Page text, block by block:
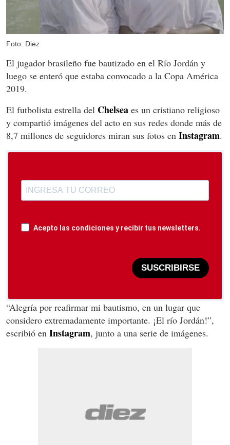
Foto: Diez
El jugador brasileño fue bautizado en el Río Jordán y
luego se enteró que estaba convocado a la Copa América
2019.
El futbolista estrella del Chelsea es un cristiano religioso
y compartió imágenes del acto en sus redes donde más de
8,7 millones de seguidores miran sus fotos en Instagram.
Acepto las condiciones y recibir tus newsletters.
SUSCRIBIRSE
“Alegría por reafirmar mi bautismo, en un lugar que
considero extremadamente importante. ¡El río Jordán!”,
escribió en Instagram, junto a una serie de imágenes.